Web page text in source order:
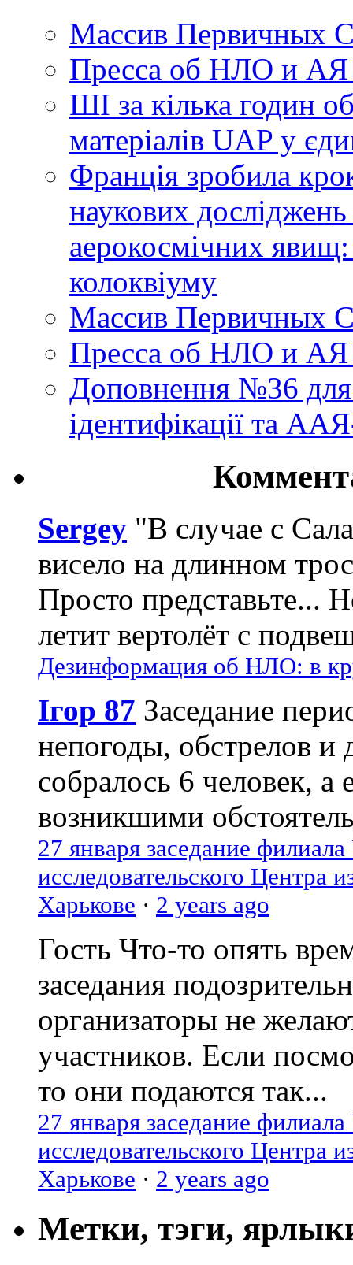
Массив Первичных
Пресса об НЛО и
ШІ за кілька годин
матеріалів UAP у
Франція зробила
наукових
аерокосмічних
колоквіуму
Массив Первичных
Пресса об НЛО и
Доповнення №36
ідентифікації та
Sergey "В случае с
висело на длинном
Просто представьте...
летит вертолёт с
Дезинформация об НЛО: в
Ігор 87 Заседание
непогоды, обстрелов и
собралось 6 человек, а
возникшими
27 января заседание
исследовательского Центра
Харькове · 2 years ago
Гость Что-то опять
заседания
организаторы не
участников. Если
то они подаются так...
27 января заседание
исследовательского Центра
Харькове · 2 years ago
Метки, тэги,